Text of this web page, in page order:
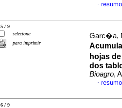
·
5 / 9
seleciona
para imprimir
Garc�a,
hojas
dos
Bioagro,
·
6 / 9